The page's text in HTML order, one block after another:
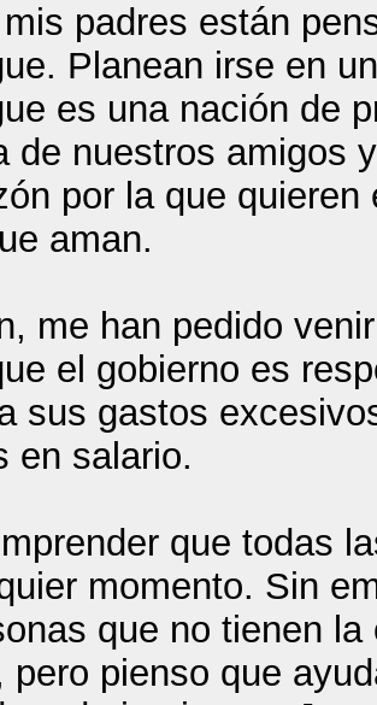
padres están
Planean irse en
es una nación de
de nuestros amigos
por la que
aman.
me han pedido
el gobierno es
sus gastos
en salario.
que todas
momento. Sin
que no tienen
pero pienso que